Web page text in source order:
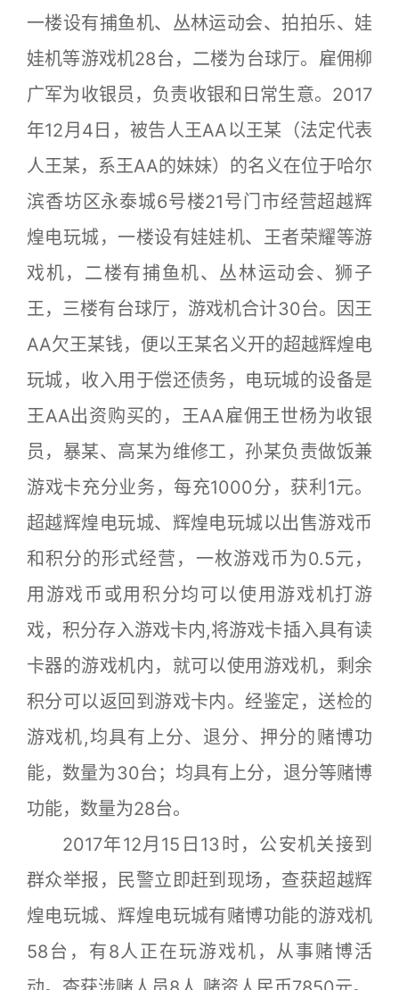
一楼设有捕鱼机、丛林运动会、拍拍乐、娃
娃机等游戏机28台，二楼为台球厅。雇佣柳
广军为收银员，负责收银和日常生意。2017
年12月4日，被告人王AA以王某（法定代表
人王某，系王AA的妹妹）的名义在位于哈尔
滨香坊区永泰城6号楼21号门市经营超越辉
煌电玩城，一楼设有娃娃机、王者荣耀等游
戏机，二楼有捕鱼机、丛林运动会、狮子
王，三楼有台球厅，游戏机合计30台。因王
AA欠王某钱，便以王某名义开的超越辉煌电
玩城，收入用于偿还债务，电玩城的设备是
王AA出资购买的，王AA雇佣王世杨为收银
员，暴某、高某为维修工，孙某负责做饭兼
游戏卡充分业务，每充1000分，获利1元。
超越辉煌电玩城、辉煌电玩城以出售游戏币
和积分的形式经营，一枚游戏币为0.5元，
用游戏币或用积分均可以使用游戏机打游
戏，积分存入游戏卡内,将游戏卡插入具有读
卡器的游戏机内，就可以使用游戏机，剩余
积分可以返回到游戏卡内。经鉴定，送检的
游戏机,均具有上分、退分、押分的赌博功
能，数量为30台；均具有上分，退分等赌博
功能，数量为28台。
2017年12月15日13时，公安机关接到
群众举报，民警立即赶到现场，查获超越辉
煌电玩城、辉煌电玩城有赌博功能的游戏机
58台，有8人正在玩游戏机，从事赌博活